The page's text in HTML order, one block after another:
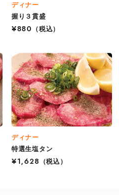
ディナー
握り３貫盛
¥880
（税込）
ディナー
特選生塩タン
¥1,628
（税込）